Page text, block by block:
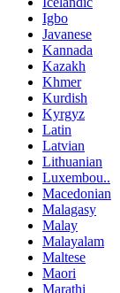
Igbo
Javanese
Kannada
Kazakh
Khmer
Kurdish
Kyrgyz
Latin
Latvian
Lithuanian
Luxembou..
Macedonian
Malagasy
Malay
Malayalam
Maltese
Maori
Marathi